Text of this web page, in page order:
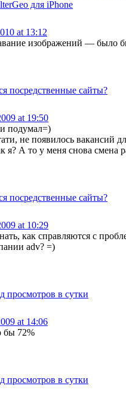
для iPhone
at 13:12
изображений — было
посредственные сайты?
at 19:50
подумал=)
не появилось вакансий
я? А то у меня снова смена
посредственные сайты?
at 10:29
как справляются с
adv? =)
просмотров в сутки
at 14:06
бы 72%
просмотров в сутки